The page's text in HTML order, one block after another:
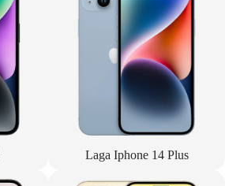
Laga Iphone 14 Plus